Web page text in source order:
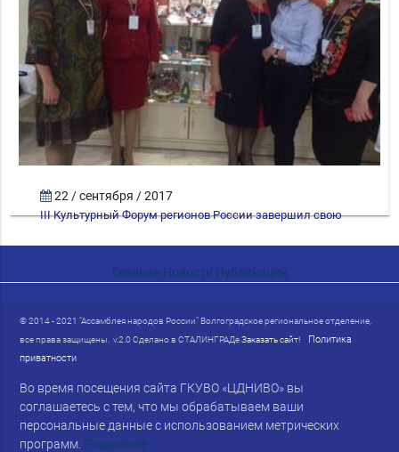
22 / сентября / 2017
III Культурный Форум регионов России завершил свою
Главная Новости Публикации
© 2014 - 2021 "Ассамблея народов России" Волгоградское региональное отделение,
все права защищены. v.2.0 Сделано в СТАЛИНГРАДеЗаказать сайт!
Политика
приватности
Во время посещения сайта ГКУВО «ЦДНИВО» вы
соглашаетесь с тем, что мы обрабатываем ваши
персональные данные с использованием метрических
программ. Подробнее